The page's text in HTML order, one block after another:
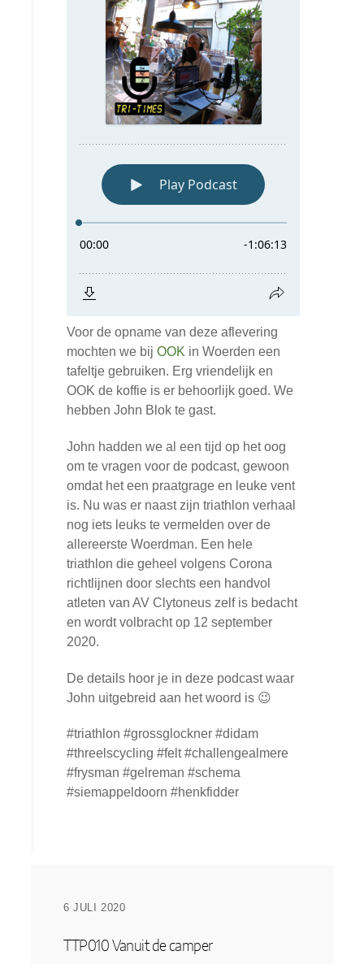
Voor de opname van deze aflevering
mochten we bijOOK in Woerden een
tafeltje gebruiken. Erg vriendelijk en
OOK de koffie is er behoorlijk goed. We
hebben John Blok te gast.
John hadden we al een tijd op het oog
om te vragen voor de podcast, gewoon
omdat het een praatgrage en leuke vent
is. Nu was er naast zijn triathlon verhaal
nog iets leuks te vermelden over de
allereerste Woerdman. Een hele
triathlon die geheel volgens Corona
richtlijnen door slechts een handvol
atleten van AV Clytoneus zelf is bedacht
en wordt volbracht op 12 september
2020.
De details hoor je in deze podcast waar
John uitgebreid aan het woord is 😉
#triathlon #grossglockner #didam
#threelscycling #felt #challengealmere
#frysman #gelreman #schema
#siemappeldoorn #henkfidder
6 JULI 2020
TTP010 Vanuit de camper